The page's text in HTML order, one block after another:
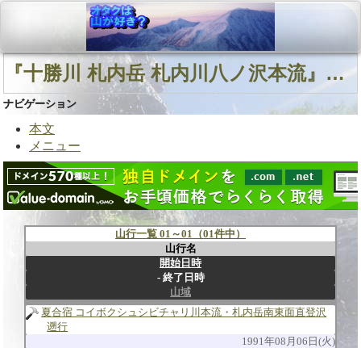
『十勝川 札内岳 札内川八ノ沢本流』に関連する山行
ナビゲーション
本文
メニュー
山行一覧 01～01（01件中）
山行名
開始日時
終了日時
山域
夏合宿 コイボクシュシビチャリ川本流・札内岳南東面直登沢
遡行
1991年08月06日(火)